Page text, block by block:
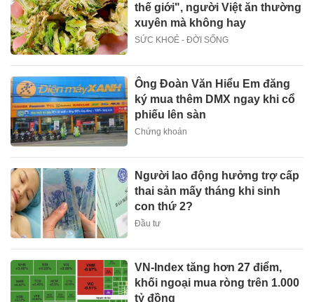
thế giới", người Việt ăn thường
xuyên mà không hay
SỨC KHOẺ - ĐỜI SỐNG
Ông Đoàn Văn Hiểu Em đăng
ký mua thêm DMX ngay khi cổ
phiếu lên sàn
Chứng khoán
Người lao động hưởng trợ cấp
thai sản mấy tháng khi sinh
con thứ 2?
Đầu tư
VN-Index tăng hơn 27 điểm,
khối ngoại mua ròng trên 1.000
tỷ đồng